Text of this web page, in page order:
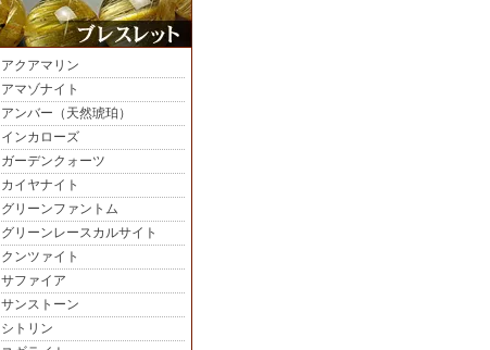
アクアマリン
アマゾナイト
アンバー（天然琥珀）
インカローズ
ガーデンクォーツ
カイヤナイト
グリーンファントム
グリーンレースカルサイト
クンツァイト
サファイア
サンストーン
シトリン